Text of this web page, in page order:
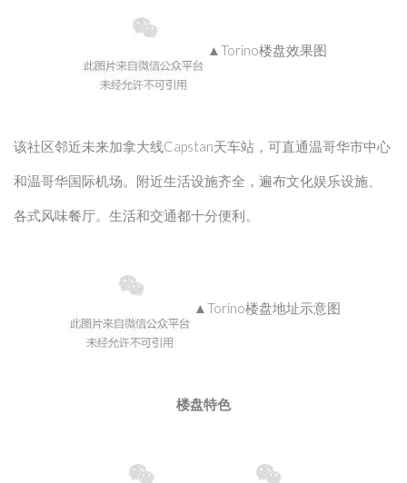
▲Torino楼盘效果图
该社区邻近未来加拿大线Capstan天车站，可直通温哥华市中心
和温哥华国际机场。附近生活设施齐全，遍布文化娱乐设施、
各式风味餐厅。生活和交通都十分便利。
▲Torino楼盘地址示意图
楼盘特色